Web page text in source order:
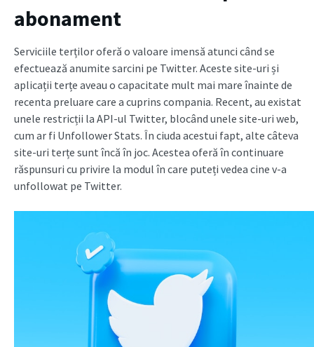
abonament
Serviciile terților oferă o valoare imensă atunci când se
efectuează anumite sarcini pe Twitter. Aceste site-uri și
aplicații terțe aveau o capacitate mult mai mare înainte de
recenta preluare care a cuprins compania. Recent, au existat
unele restricții la API-ul Twitter, blocând unele site-uri web,
cum ar fi Unfollower Stats. În ciuda acestui fapt, alte câteva
site-uri terțe sunt încă în joc. Acestea oferă în continuare
răspunsuri cu privire la modul în care puteți vedea cine v-a
unfollowat pe Twitter.